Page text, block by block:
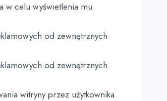
w celu wyświetlenia mu
od zewnętrznych
od zewnętrznych
witryny przez użytkownika